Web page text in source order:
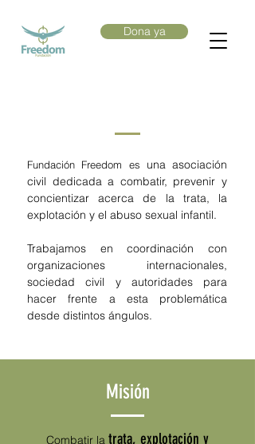
Dona ya
Fundación Freedom es una asociación
civil dedicada a combatir, prevenir y
concientizar acerca de la trata, la
explotación y el abuso sexual infantil.
Trabajamos en coordinación con
organizaciones internacionales,
sociedad civil y autoridades para
hacer frente a esta problemática
desde distintos ángulos.
Misión
Combatir la trata, explotación y